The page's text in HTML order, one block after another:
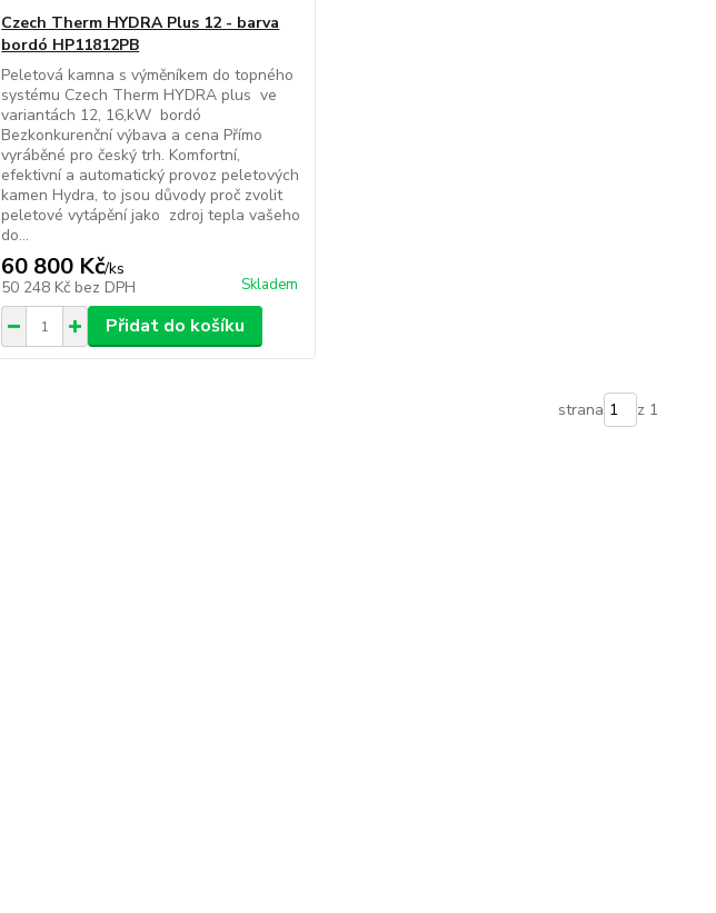
Czech Therm HYDRA Plus 12 - barva
bordó HP11812PB
Peletová kamna s výměníkem do topného
systému Czech Therm HYDRA plus ve
variantách 12, 16,kW bordó
Bezkonkurenční výbava a cena Přímo
vyráběné pro český trh. Komfortní,
efektivní a automatický provoz peletových
kamen Hydra, to jsou důvody proč zvolit
peletové vytápění jako zdroj tepla vašeho
do...
60 800 Kč/ks
50 248 Kč bez DPH Skladem
Přidat do košíku
strana z 1